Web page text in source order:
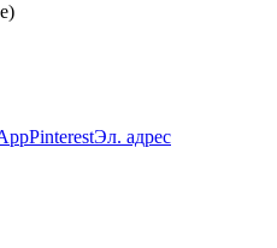
PinterestЭл. адрес